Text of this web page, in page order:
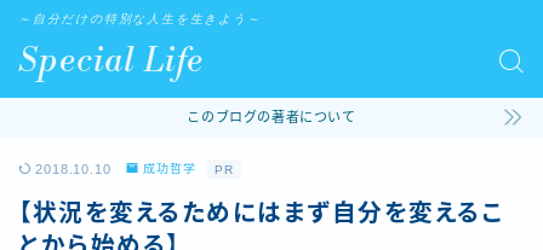
Special Life
～自分だけの特別な人生を生きよう～
このブログの著者について
2018.10.10 成功哲学 PR
【状況を変えるためにはまず自分を変えるこ